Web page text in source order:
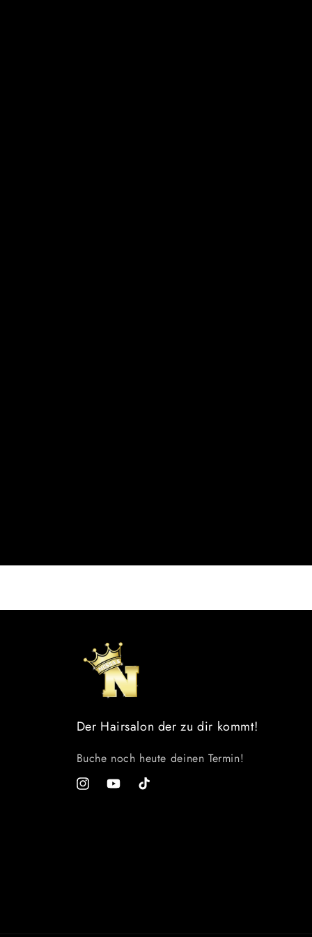
Der Hairsalon der zu dir kommt!
Buche noch heute deinen Termin!
InstagramYouTubeTikTok